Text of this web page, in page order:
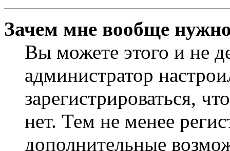
Зачем мне вообще
Вы можете этого и не
администратор
зарегистрироваться,
нет. Тем не менее
дополнительные